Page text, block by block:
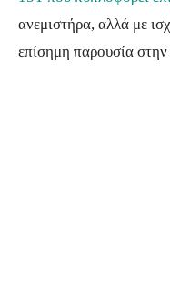
ανεμιστήρα, αλλά με
επίσημη παρουσία